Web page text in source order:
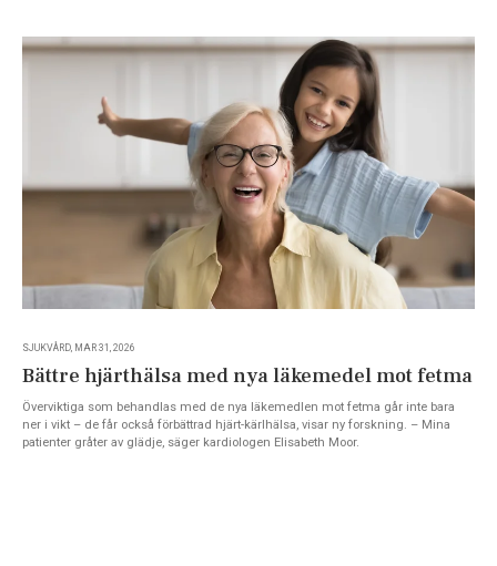
SJUKVÅRD, MAR 31, 2026
Bättre hjärthälsa med nya läkemedel mot fetma
Överviktiga som behandlas med de nya läkemedlen mot fetma går inte bara
ner i vikt – de får också förbättrad hjärt-kärlhälsa, visar ny forskning. – Mina
patienter gråter av glädje, säger kardiologen Elisabeth Moor.